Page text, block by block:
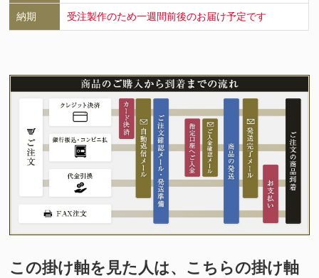
納期 受注製作のため一週間前後のお届け予定です
この掛け軸を見た人は、こちらの掛け軸